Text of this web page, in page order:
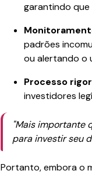
garantindo que
padrões
ou alertando o
Processo
investidores
"Mais importante
para investir seu
Portanto, embora o